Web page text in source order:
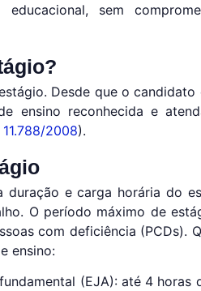
sem
Desde que o candidato
ensino reconhecida e
11.788/2008).
e carga horária do
O período máximo de
com deficiência (PCDs).
ensino:
(EJA): até 4 horas